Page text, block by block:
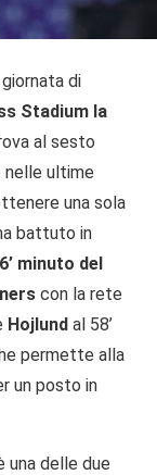
di
Stadium la
al sesto
nelle ultime
una sola
battuto in
minuto del
con la rete
Hojlund al 58’
permette alla
un posto in
una delle due